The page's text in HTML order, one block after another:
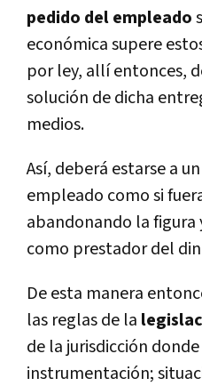
pedido del empleado
económica supere
por ley, allí entonces,
solución de dicha
medios.
Así, deberá estarse a
empleado como si
abandonando la figura
como prestador del
De esta manera
las reglas de la
de la jurisdicción
instrumentación;